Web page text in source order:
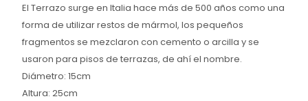
El Terrazo surge en Italia hace más de 500 años como una
forma de utilizar restos de mármol, los pequeños
fragmentos se mezclaron con cemento o arcilla y se
usaron para pisos de terrazas, de ahí el nombre.
Diámetro: 15cm
Altura: 25cm